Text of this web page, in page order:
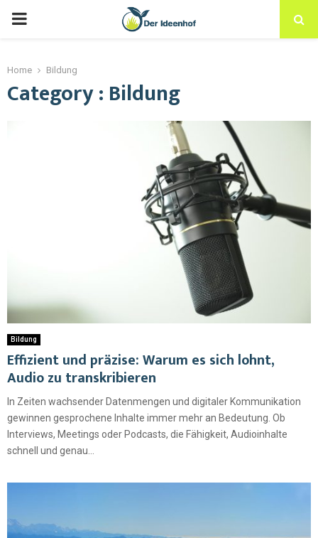
Home Bildung
Category : Bildung
Bildung
Effizient und präzise: Warum es sich lohnt,
Audio zu transkribieren
In Zeiten wachsender Datenmengen und digitaler Kommunikation
gewinnen gesprochene Inhalte immer mehr an Bedeutung. Ob
Interviews, Meetings oder Podcasts, die Fähigkeit, Audioinhalte
schnell und genau...